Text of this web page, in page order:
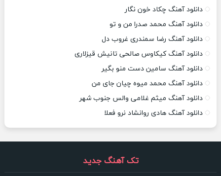
دانلود آهنگ چکاد خون نگار
دانلود آهنگ محمد صدرا من و تو
دانلود آهنگ رضا سمندری غروب دل
دانلود آهنگ کیکاوس صالحی تانیش قیزلاری
دانلود آهنگ سامین دست منو بگیر
دانلود آهنگ محمد میوه چیان جای من
دانلود آهنگ میثم غلامی والس جنوب شهر
دانلود آهنگ هادی روانشاد نرو فعلا
تک آهنگ جدید